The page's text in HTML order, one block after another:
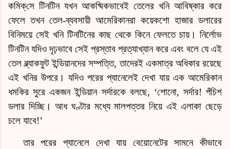
কমিক্‌সে টিনটিন যখন আকষ্মিকভাবেই তেলের খনি আবিষ্কার করে
ফেলে তখন তেল-ব্যবসায়ী আমেরিকানরা কয়েকশো হাজার ডলারের
বিনিময়ে সেই খনি টিনটিনের কাছ থেকে কিনে ফেলতে চায়। নির্লোভ
টিনটিন যদিও দৃঢ়ভাবে সেই প্রস্তাব প্রত্যাখ্যান করে এবং বলে যে এই
তেল ব্ল্যাকফুট ইন্ডিয়ানদের সম্পত্তি, তাদেরই একমাত্র অধিকার রয়েছে
এই খনির উপরে। যদিও পরের প্যানেলেই দেখা যায় এক আমেরিকান
ধমকির সুরে একজন ইন্ডিয়ান সর্দারকে বলছে, ‘শোনো, সর্দার! পঁচিশ
ডলার দিচ্ছি। আধ ঘণ্টার মধ্যে মালপত্তর নিয়ে এই এলাকা ছেড়ে
চলে যাবে!’
তার পরের প্যানেলে দেখা যায় বেয়োনেটের সামনে কীভাবে